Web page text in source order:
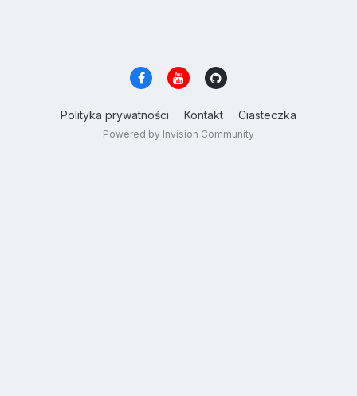
Polityka prywatności Kontakt Ciasteczka
Powered by Invision Community